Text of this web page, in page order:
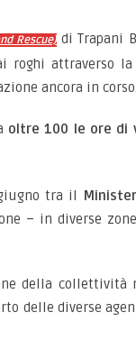
Rescue)di Trapani
roghi attraverso
ancora in corso.
oltre 100 le ore di
tra il
– in diverse
della
delle diverse